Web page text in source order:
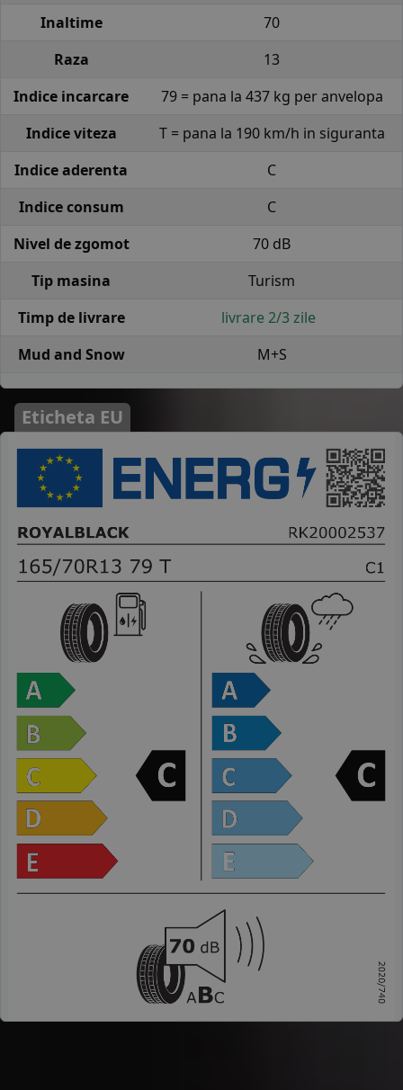
Inaltime
70
Raza
13
Indice incarcare
79 = pana la 437 kg per anvelopa
Indice viteza
T = pana la 190 km/h in siguranta
Indice aderenta
C
Indice consum
C
Nivel de zgomot
70 dB
Tip masina
Turism
Timp de livrare
livrare 2/3 zile
Mud and Snow
M+S
Eticheta EU